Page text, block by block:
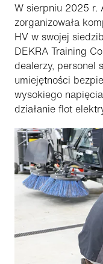
W sierpniu 2025 r.
zorganizowała
HV w swojej
DEKRA Training
dealerzy, personel
umiejętności
wysokiego
działanie flot